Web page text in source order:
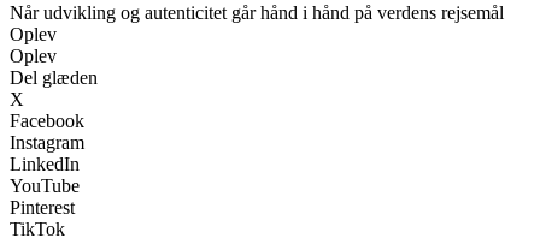
Når udvikling og autenticitet går hånd i hånd på verdens rejsemål
Oplev
Oplev
Del glæden
X
Facebook
Instagram
LinkedIn
YouTube
Pinterest
TikTok